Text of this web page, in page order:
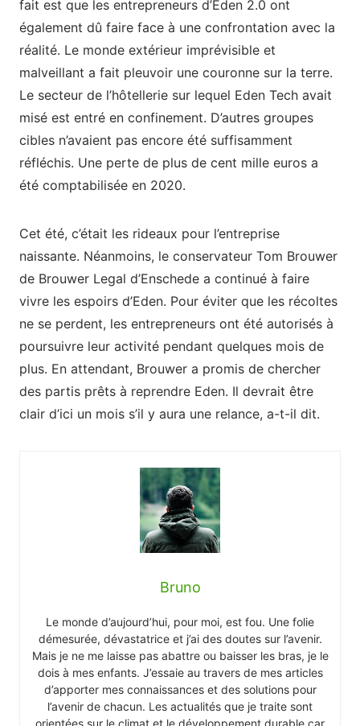
fait est que les entrepreneurs d’Eden 2.0 ont
également dû faire face à une confrontation avec la
réalité. Le monde extérieur imprévisible et
malveillant a fait pleuvoir une couronne sur la terre.
Le secteur de l’hôtellerie sur lequel Eden Tech avait
misé est entré en confinement. D’autres groupes
cibles n’avaient pas encore été suffisamment
réfléchis. Une perte de plus de cent mille euros a
été comptabilisée en 2020.
Cet été, c’était les rideaux pour l’entreprise
naissante. Néanmoins, le conservateur Tom Brouwer
de Brouwer Legal d’Enschede a continué à faire
vivre les espoirs d’Eden. Pour éviter que les récoltes
ne se perdent, les entrepreneurs ont été autorisés à
poursuivre leur activité pendant quelques mois de
plus. En attendant, Brouwer a promis de chercher
des partis prêts à reprendre Eden. Il devrait être
clair d’ici un mois s’il y aura une relance, a-t-il dit.
Bruno
Le monde d’aujourd’hui, pour moi, est fou. Une folie
démesurée, dévastatrice et j’ai des doutes sur l’avenir.
Mais je ne me laisse pas abattre ou baisser les bras, je le
dois à mes enfants. J’essaie au travers de mes articles
d’apporter mes connaissances et des solutions pour
l’avenir de chacun. Les actualités que je traite sont